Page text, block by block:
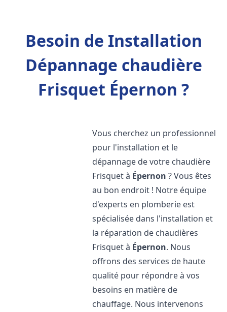
Besoin de Installation
Dépannage chaudière
Frisquet Épernon ?
Vous cherchez un professionnel
pour l'installation et le
dépannage de votre chaudière
Frisquet à Épernon ? Vous êtes
au bon endroit ! Notre équipe
d'experts en plomberie est
spécialisée dans l'installation et
la réparation de chaudières
Frisquet à Épernon. Nous
offrons des services de haute
qualité pour répondre à vos
besoins en matière de
chauffage. Nous intervenons